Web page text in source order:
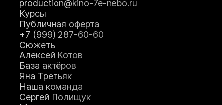
production@kino-7e-nebo.ru
Курсы
Публичная оферта
+7 (999) 287-60-60
Сюжеты
Алексей Котов
База актёров
Яна Третьяк
Наша команда
Сергей Полищук